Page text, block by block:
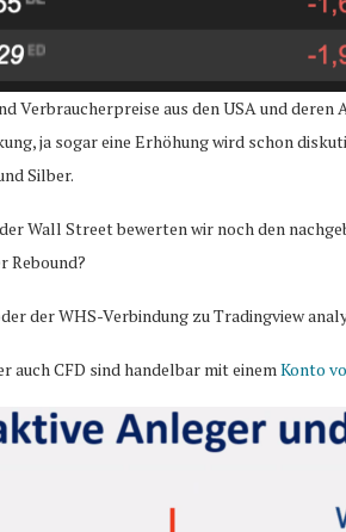
aus den USA und
ja sogar eine Erhöhung wird schon
Silber.
Wall Street bewerten wir noch den
Rebound?
der WHS-Verbindung zu Tradingview
auch CFD sind handelbar mit einem Konto